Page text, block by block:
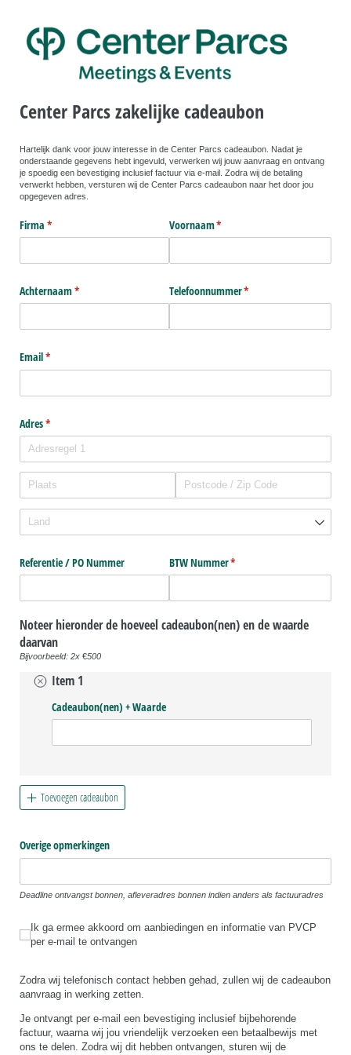
Center Parcs zakelijke cadeaubon
Hartelijk dank voor jouw interesse in de Center Parcs cadeaubon. Nadat je
onderstaande gegevens hebt ingevuld, verwerken wij jouw aanvraag en ontvang
je spoedig een bevestiging inclusief factuur via e-mail. Zodra wij de betaling
verwerkt hebben, versturen wij de Center Parcs cadeaubon naar het door jou
opgegeven adres.
Firma *
(is vereist) Voornaam*
(is vereist)
Achternaam*
(is vereist) Telefoonnummer*
(is vereist)
Email*
(is vereist)
Adres*
(is vereist)
Referentie /​ PO Nummer BTW Nummer*
(is vereist)
Noteer hieronder de hoeveel cadeaubon(nen) en de waarde
daarvan
Bijvoorbeeld: 2x €500
Item 1
Cadeaubon(nen) + Waarde
Toevoegen cadeaubon
Overige opmerkingen
Deadline ontvangst bonnen, afleveradres bonnen indien anders als factuuradres
Ik ga ermee akkoord om aanbiedingen en informatie van PVCP per e-mail te
Ik ga ermee akkoord om aanbiedingen en informatie van PVCP
per e-mail te ontvangen
Zodra wij telefonisch contact hebben gehad, zullen wij de cadeaubon
aanvraag in werking zetten.
Je ontvangt per e-mail een bevestiging inclusief bijbehorende
factuur, waarna wij jou vriendelijk verzoeken een betaalbewijs met
ons te delen. Zodra wij dit hebben ontvangen, sturen wij de